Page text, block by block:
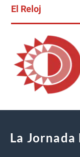
El Reloj
La Jornada